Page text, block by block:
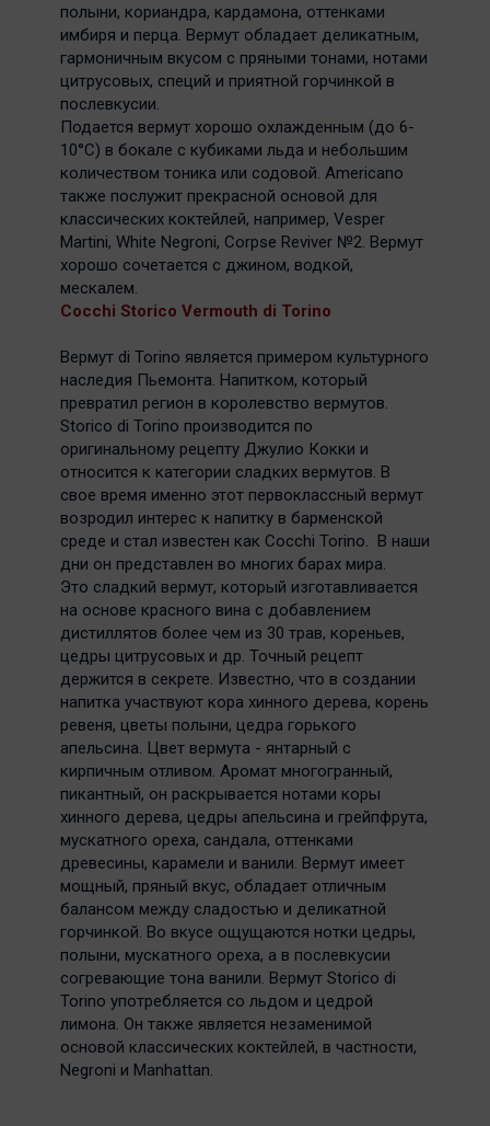
полыни, кориандра, кардамона, оттенками
имбиря и перца. Вермут обладает деликатным,
гармоничным вкусом с пряными тонами, нотами
цитрусовых, специй и приятной горчинкой в
послевкусии.
Подается вермут хорошо охлажденным (до 6-
10°С) в бокале с кубиками льда и небольшим
количеством тоника или содовой. Americano
также послужит прекрасной основой для
классических коктейлей, например, Vesper
Martini, White Negroni, Corpse Reviver №2. Вермут
хорошо сочетается с джином, водкой,
мескалем.
Cocchi Storico Vermouth di Torino
Вермут di Torino является примером культурного
наследия Пьемонта. Напитком, который
превратил регион в королевство вермутов.
Storico di Torino производится по
оригинальному рецепту Джулио Кокки и
относится к категории сладких вермутов. В
свое время именно этот первоклассный вермут
возродил интерес к напитку в барменской
среде и стал известен как Cocchi Torino. В наши
дни он представлен во многих барах мира.
Это сладкий вермут, который изготавливается
на основе красного вина с добавлением
дистиллятов более чем из 30 трав, кореньев,
цедры цитрусовых и др. Точный рецепт
держится в секрете. Известно, что в создании
напитка участвуют кора хинного дерева, корень
ревеня, цветы полыни, цедра горького
апельсина. Цвет вермута - янтарный с
кирпичным отливом. Аромат многогранный,
пикантный, он раскрывается нотами коры
хинного дерева, цедры апельсина и грейпфрута,
мускатного ореха, сандала, оттенками
древесины, карамели и ванили. Вермут имеет
мощный, пряный вкус, обладает отличным
балансом между сладостью и деликатной
горчинкой. Во вкусе ощущаются нотки цедры,
полыни, мускатного ореха, а в послевкусии
согревающие тона ванили. Вермут Storico di
Torino употребляется со льдом и цедрой
лимона. Он также является незаменимой
основой классических коктейлей, в частности,
Negroni и Manhattan.